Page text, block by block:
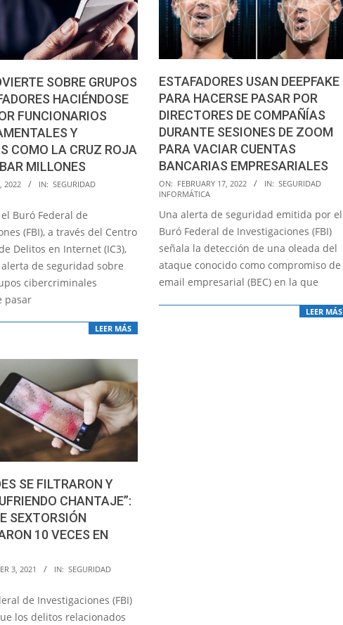
SOBRE GRUPOS
HACIÉNDOSE
FUNCIONARIOS
Y
COMO LA CRUZ ROJA
MILLONES
2022 IN: SEGURIDAD
Buró Federal de
(FBI), a través del Centro
Delitos en Internet (IC3),
de seguridad sobre
cibercriminales
pasar
LEER MÁS
ESTAFADORES USAN DEEPFAKE
PARA HACERSE PASAR POR
DIRECTORES DE COMPAÑÍAS
DURANTE SESIONES DE ZOOM
PARA VACIAR CUENTAS
BANCARIAS EMPRESARIALES
2022-
02-
17
ON: FEBRUARY 17, 2022 IN: SEGURIDAD
INFORMÁTICA
Una alerta de seguridad emitida por el
Buró Federal de Investigaciones (FBI)
señala la detección de una oleada del
ataque conocido como compromiso de
email empresarial (BEC) en la que
LEER MÁS
SE FILTRARON Y
CHANTAJE”:
SEXTORSIÓN
10 VECES EN
3, 2021 IN: SEGURIDAD
de Investigaciones (FBI)
los delitos relacionados